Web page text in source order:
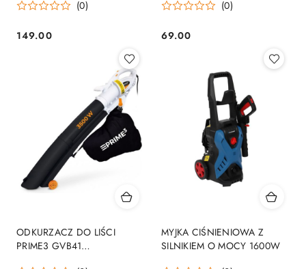
(0)
Cena:
149.00
(0)
Cena:
69.00
ODKURZACZ DO LIŚCI
PRIME3 GVB41
MYJKA CIŚNIENIOWA Z
SILNIKIEM O MOCY 1600W